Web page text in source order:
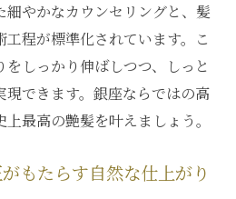
な艶感を引き出すコツ
善と縮毛矯正の融合技術
る縮毛矯正アフターケア法
つきを抑える髪質改善術
実現する方法とは
細やかなカウンセリングと、髪
程が標準化されています。こ
しっかり伸ばしつつ、しっと
現できます。銀座ならではの高
最高の艶髪を叶えましょう。
もたらす自然な仕上がり